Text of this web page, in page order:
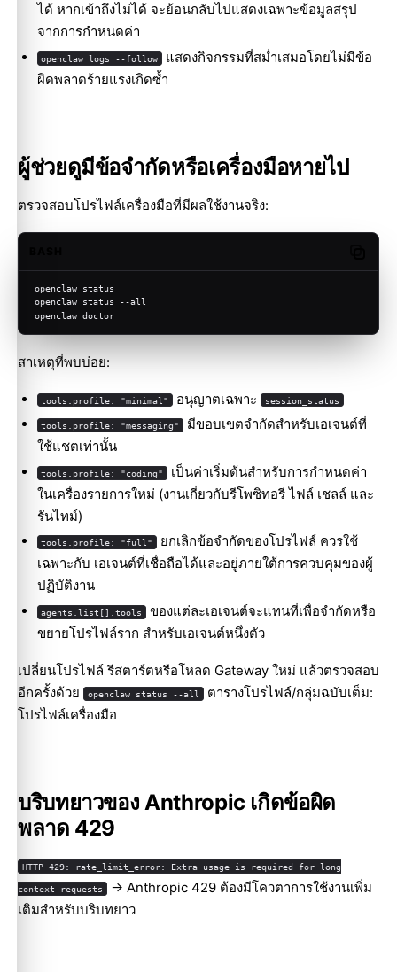
ได้ หากเข้าถึงไม่ได้ จะย้อนกลับไปแสดงเฉพาะข้อมูลสรุป
จากการกำหนดค่า
openclaw logs --follow
แสดงกิจกรรมที่สม่ำเสมอโดยไม่มีข้อ
ผิดพลาดร้ายแรงเกิดซ้ำ
ผู้ช่วยดูมีข้อจำกัดหรือเครื่องมือหายไป
ตรวจสอบโปรไฟล์เครื่องมือที่มีผลใช้งานจริง:
openclaw status
openclaw status --all
openclaw doctor
สาเหตุที่พบบ่อย:
tools.profile: "minimal" อนุญาตเฉพาะ session_status
tools.profile: "messaging"
มีขอบเขตจำกัดสำหรับเอเจนต์ที่
ใช้แชตเท่านั้น
tools.profile: "coding"
เป็นค่าเริ่มต้นสำหรับการกำหนดค่า
ในเครื่องรายการใหม่ (งานเกี่ยวกับรีโพซิทอรี ไฟล์ เชลล์ และ
รันไทม์)
tools.profile: "full"
ยกเลิกข้อจำกัดของโปรไฟล์ ควรใช้
เฉพาะกับ เอเจนต์ที่เชื่อถือได้และอยู่ภายใต้การควบคุมของผู้
ปฏิบัติงาน
agents.list[].tools
ของแต่ละเอเจนต์จะแทนที่เพื่อจำกัดหรือ
ขยายโปรไฟล์ราก สำหรับเอเจนต์หนึ่งตัว
เปลี่ยนโปรไฟล์ รีสตาร์ตหรือโหลด Gateway ใหม่ แล้วตรวจสอบ
อีกครั้งด้วย
openclaw status --all ตารางโปรไฟล์/กลุ่มฉบับเต็ม:
โปรไฟล์เครื่องมือ
บริบทยาวของ Anthropic เกิดข้อผิด
พลาด 429
HTTP 429: rate_limit_error: Extra usage is required for long
context requests → Anthropic 429 ต้องมีโควตาการใช้งานเพิ่ม
เติมสำหรับบริบทยาว